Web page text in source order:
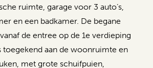
ruimte, garage voor 3 auto’s,
en een badkamer. De begane
de entree op de 1e verdieping
toegekend aan de woonruimte en
met grote schuifpuien,